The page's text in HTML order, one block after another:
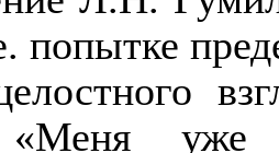
попытке
уже